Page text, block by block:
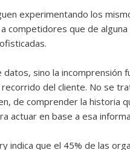
experimentando los
competidores que de
sino la incomprensión
del cliente. No se
de comprender la historia
actuar en base a esa
indica que el 45% de las